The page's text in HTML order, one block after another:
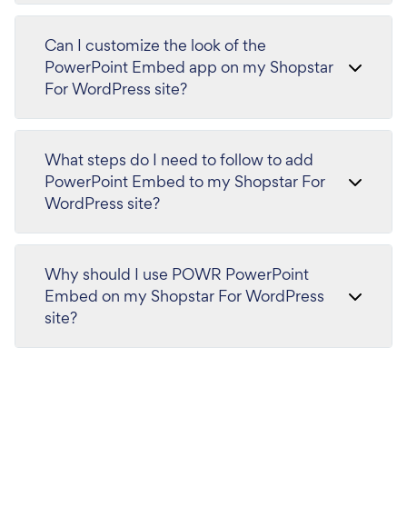
Can I customize the look of the
PowerPoint Embed app on my Shopstar
For WordPress site?
What steps do I need to follow to add
PowerPoint Embed to my Shopstar For
WordPress site?
Why should I use POWR PowerPoint
Embed on my Shopstar For WordPress
site?